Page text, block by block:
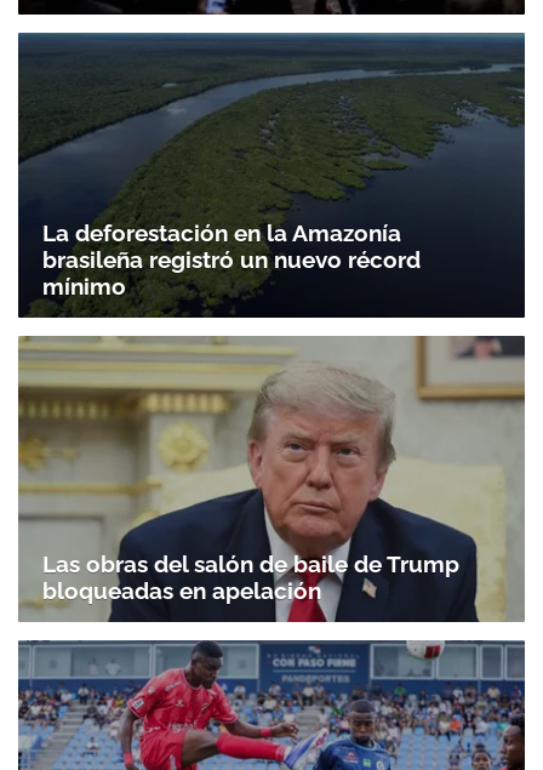
La deforestación en la Amazonía
brasileña registró un nuevo récord
mínimo
Las obras del salón de baile de Trump
bloqueadas en apelación